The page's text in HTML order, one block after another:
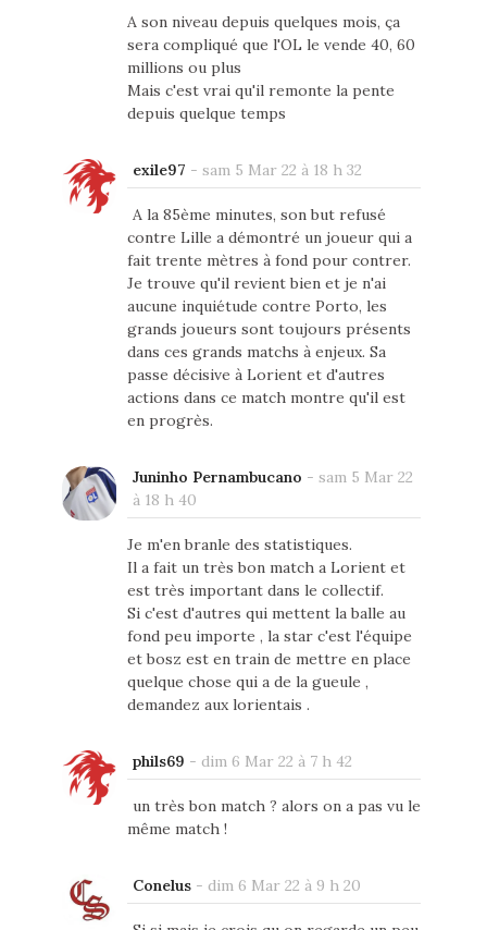
A son niveau depuis quelques mois, ça
sera compliqué que l'OL le vende 40, 60
millions ou plus
Mais c'est vrai qu'il remonte la pente
depuis quelque temps
exile97 - sam 5 Mar 22 à 18 h 32
A la 85ème minutes, son but refusé
contre Lille a démontré un joueur qui a
fait trente mètres à fond pour contrer.
Je trouve qu'il revient bien et je n'ai
aucune inquiétude contre Porto, les
grands joueurs sont toujours présents
dans ces grands matchs à enjeux. Sa
passe décisive à Lorient et d'autres
actions dans ce match montre qu'il est
en progrès.
Juninho Pernambucano - sam 5 Mar 22
à 18 h 40
Je m'en branle des statistiques.
Il a fait un très bon match a Lorient et
est très important dans le collectif.
Si c'est d'autres qui mettent la balle au
fond peu importe , la star c'est l'équipe
et bosz est en train de mettre en place
quelque chose qui a de la gueule ,
demandez aux lorientais .
phils69 - dim 6 Mar 22 à 7 h 42
un très bon match ? alors on a pas vu le
même match !
Conelus- dim 6 Mar 22 à 9 h 20